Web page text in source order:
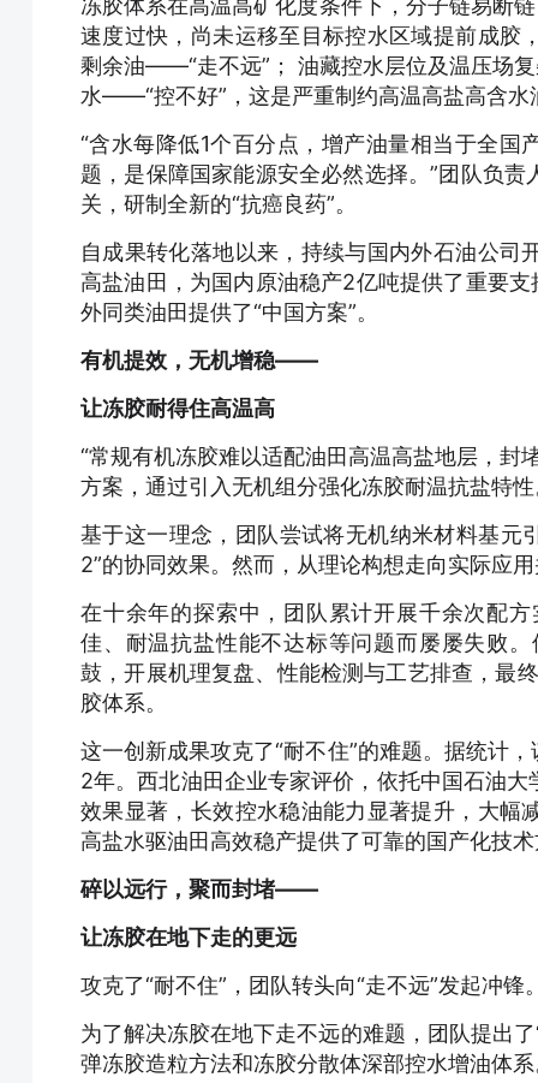
速度过快，尚未运移至目标控水区域提前成胶
剩余油——“走不远”； 油藏控水层位及温压场
水——“控不好”，这是严重制约高温高盐高含水
“含水每降低1个百分点，增产油量相当于全国
题，是保障国家能源安全必然选择。”团队负
关，研制全新的“抗癌良药”。
自成果转化落地以来，持续与国内外石油公司
高盐油田，为国内原油稳产2亿吨提供了重要
外同类油田提供了“中国方案”。
有机提效，无机增稳——
让冻胶耐得住高温高
“常规有机冻胶难以适配油田高温高盐地层，
方案，通过引入无机组分强化冻胶耐温抗盐特
基于这一理念，团队尝试将无机纳米材料基元
2”的协同效果。然而，从理论构想走向实际应
在十余年的探索中，团队累计开展千余次配
佳、耐温抗盐性能不达标等问题而屡屡失败
鼓，开展机理复盘、性能检测与工艺排查，最
胶体系。
这一创新成果攻克了“耐不住”的难题。据统计
2年。西北油田企业专家评价，依托中国石油
效果显著，长效控水稳油能力显著提升，大幅
高盐水驱油田高效稳产提供了可靠的国产化技
碎以远行，聚而封堵——
让冻胶在地下走的更远
攻克了“耐不住”，团队转头向“走不远”发起冲锋
为了解决冻胶在地下走不远的难题，团队提出
弹冻胶造粒方法和冻胶分散体深部控水增油体